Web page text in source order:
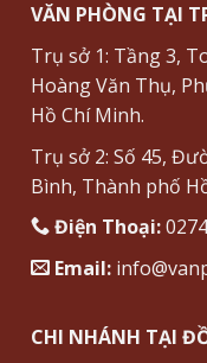
VĂN PHÒNG TẠI
Trụ sở 1: Tầng 3,
Hoàng Văn Thụ,
Hồ Chí Minh.
Trụ sở 2: Số 45,
Bình, Thành phố
Điện Thoại:
Email:
CHI NHÁNH TẠI